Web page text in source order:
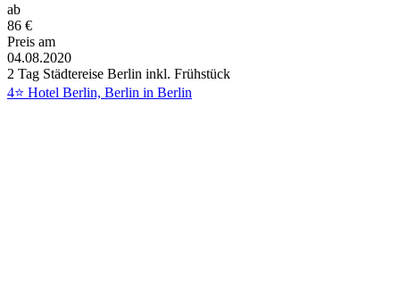
ab
86 €
Preis am
04.08.2020
2 Tag Städtereise Berlin inkl. Frühstück
4⭐ Hotel Berlin, Berlin in Berlin